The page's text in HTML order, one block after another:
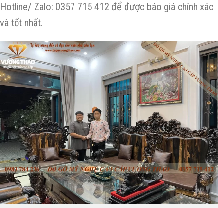
Hotline/ Zalo: 0357 715 412 để được báo giá chính xác
và tốt nhất.